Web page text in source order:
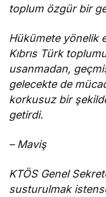
toplum özgür bir
Hükümete yönelik
Kıbrıs Türk
usanmadan,
gelecekte de
korkusuz bir
getirdi.
– Maviş
KTÖS Genel
susturulmak